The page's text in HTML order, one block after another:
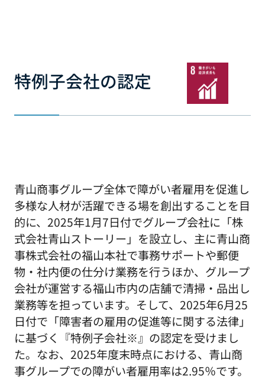
特例子会社の認定
青山商事グループ全体で障がい者雇用を促進し
多様な人材が活躍できる場を創出することを目
的に、2025年1月7日付でグループ会社に「株
式会社青山ストーリー」を設立し、主に青山商
事株式会社の福山本社で事務サポートや郵便
物・社内便の仕分け業務を行うほか、グループ
会社が運営する福山市内の店舗で清掃・品出し
業務等を担っています。そして、2025年6月25
日付で「障害者の雇用の促進等に関する法律」
に基づく『特例子会社※』の認定を受けまし
た。なお、2025年度末時点における、青山商
事グループでの障がい者雇用率は2.95％です。